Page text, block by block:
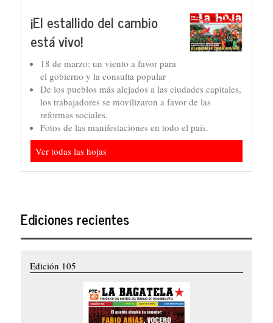
¡El estallido del cambio
está vivo!
18 de marzo: un viento a favor para
el gobierno y la consulta popular
De los pueblos más alejados a las ciudades capitales,
los trabajadores se movilizaron a favor de las
reformas sociales.
Fotos de las manifestaciones en todo el país.
Ver todas las hojas
Ediciones recientes
Edición 105